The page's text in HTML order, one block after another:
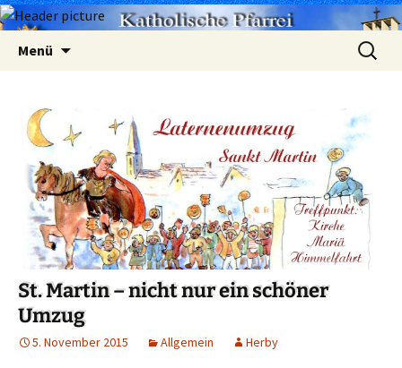
Menü
Suchen
nach:
St. Martin – nicht nur ein schöner
Umzug
5. November 2015 Allgemein Herby